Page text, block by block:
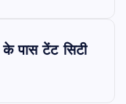
पास टेंट सिटी